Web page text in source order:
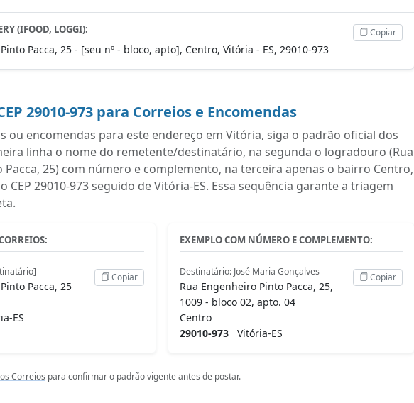
(IFOOD, LOGGI):
Pacca, 25 - [seu nº - bloco, apto], Centro, Vitória - ES, 29010-973
Copiar
29010-973 para Correios e Encomendas
ou encomendas para este endereço em Vitória, siga o padrão oficial dos
linha o nome do remetente/destinatário, na segunda o logradouro (Rua
Pacca, 25) com número e complemento, na terceira apenas o bairro Centro,
CEP 29010-973 seguido de Vitória-ES. Essa sequência garante a triagem
Pacca, 25
ES
Copiar
EXEMPLO COM NÚMERO E COMPLEMENTO:
Destinatário: José Maria Gonçalves
Rua Engenheiro Pinto Pacca, 25,
1009 - bloco 02, apto. 04
Centro
29010-973 Vitória-ES
Copiar
Correios para confirmar o padrão vigente antes de postar.